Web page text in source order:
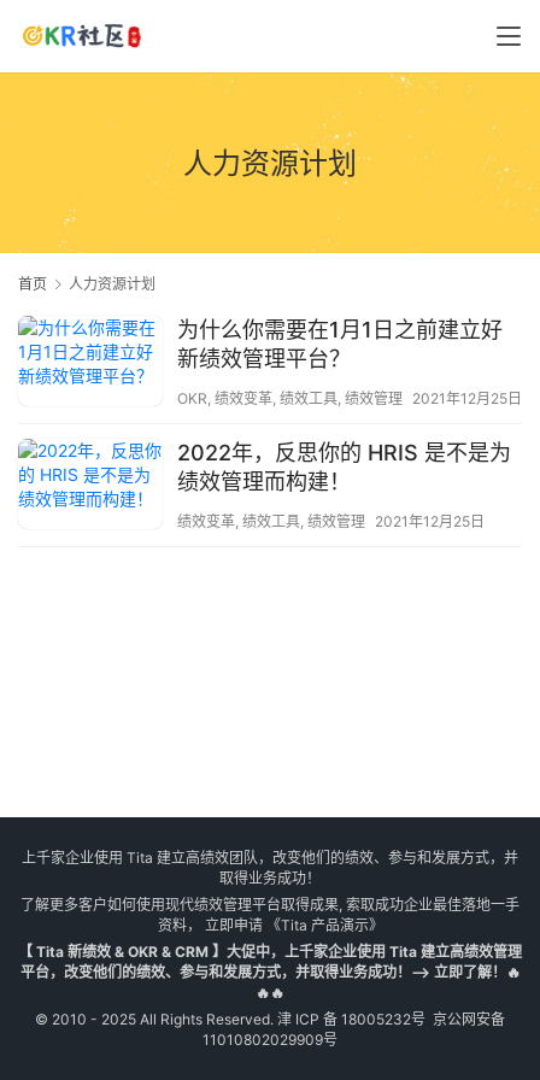
人力资源计划
首页 人力资源计划
为什么你需要在1月1日之前建立好
新绩效管理平台？
OKR, 绩效变革, 绩效工具, 绩效管理 2021年12月25日
2022年，反思你的 HRIS 是不是为
绩效管理而构建！
绩效变革, 绩效工具, 绩效管理 2021年12月25日
上千家企业使用 Tita 建立高绩效团队，改变他们的绩效、参与和发展方式，并
取得业务成功！
了解更多客户如何使用现代绩效管理平台取得成果, 索取成功企业最佳落地一手
资料， 立即申请《Tita 产品演示》
【 Tita 新绩效 & OKR & CRM 】大促中，上千家企业使用 Tita 建立高绩效管理
平台，改变他们的绩效、参与和发展方式，并取得业务成功！--> 立即了解！🔥
🔥🔥
© 2010 - 2025 All Rights Reserved. 津 ICP 备 18005232号 京公网安备
11010802029909号